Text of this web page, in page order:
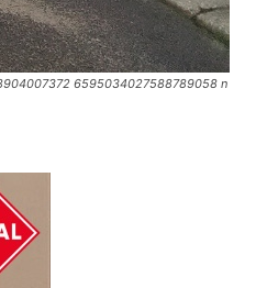
6595034027588789058 n